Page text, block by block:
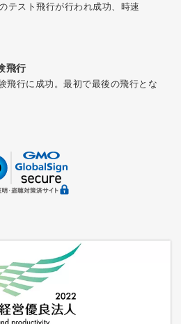
テスト飛行が行われ成功、時速
飛行
飛行に成功。最初で最後の飛行とな